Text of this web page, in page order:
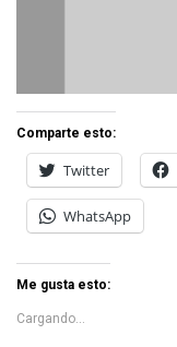
Comparte esto:
Twitter
WhatsApp
Me gusta esto:
Cargando...